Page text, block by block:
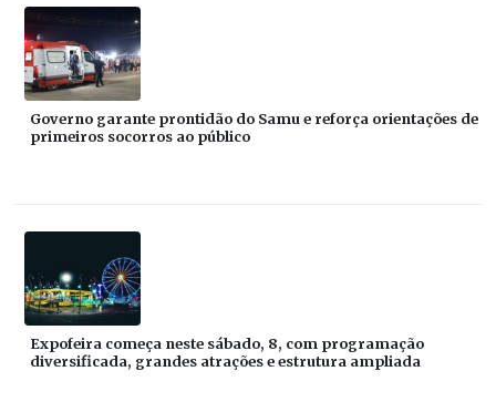
Governo garante prontidão do Samu e reforça orientações de
primeiros socorros ao público
Expofeira começa neste sábado, 8, com programação
diversificada, grandes atrações e estrutura ampliada